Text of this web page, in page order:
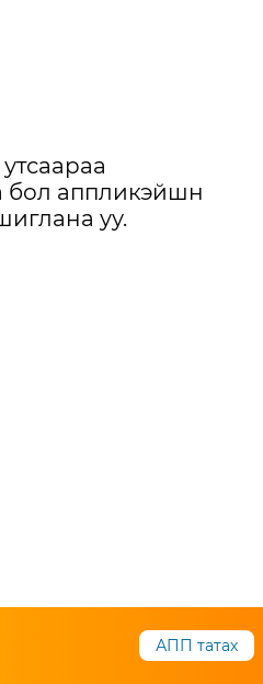
бол аппликэйшн
уу.
АПП татах